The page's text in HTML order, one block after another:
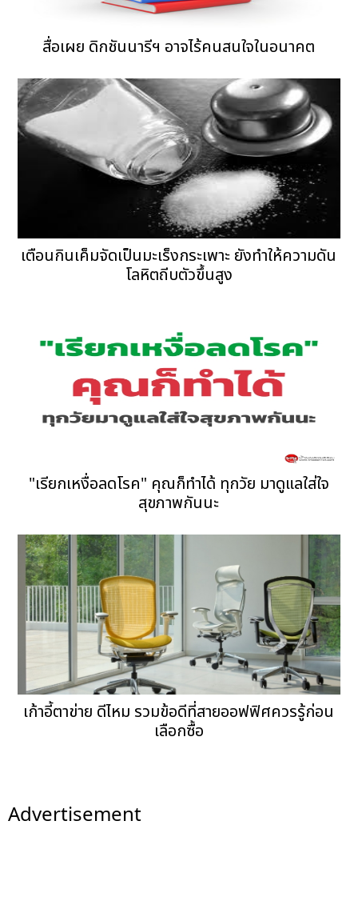
สื่อเผย ดิกชันนารีฯ อาจไร้คนสนใจในอนาคต
เตือนกินเค็มจัดเป็นมะเร็งกระเพาะ ยังทำให้ความดัน
โลหิตถีบตัวขึ้นสูง
"เรียกเหงื่อลดโรค" คุณก็ทำได้ ทุกวัย มาดูแลใส่ใจ
สุขภาพกันนะ
เก้าอี้ตาข่าย ดีไหม รวมข้อดีที่สายออฟฟิศควรรู้ก่อน
เลือกซื้อ
Advertisement